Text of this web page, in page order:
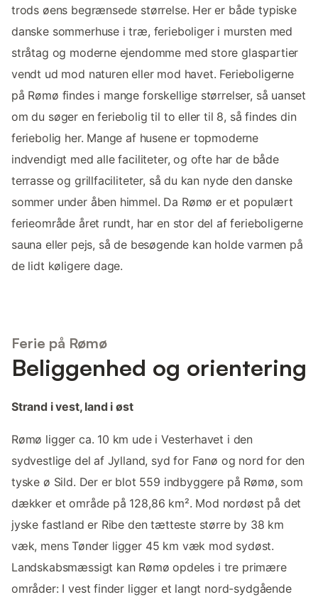
trods øens begrænsede størrelse. Her er både typiske
danske sommerhuse i træ, ferieboliger i mursten med
stråtag og moderne ejendomme med store glaspartier
vendt ud mod naturen eller mod havet. Ferieboligerne
på Rømø findes i mange forskellige størrelser, så uanset
om du søger en feriebolig til to eller til 8, så findes din
feriebolig her. Mange af husene er topmoderne
indvendigt med alle faciliteter, og ofte har de både
terrasse og grillfaciliteter, så du kan nyde den danske
sommer under åben himmel. Da Rømø er et populært
ferieområde året rundt, har en stor del af ferieboligerne
sauna eller pejs, så de besøgende kan holde varmen på
de lidt køligere dage.
Ferie på Rømø
Beliggenhed og orientering
Strand i vest, land i øst
Rømø ligger ca. 10 km ude i Vesterhavet i den
sydvestlige del af Jylland, syd for Fanø og nord for den
tyske ø Sild. Der er blot 559 indbyggere på Rømø, som
dækker et område på 128,86 km². Mod nordøst på det
jyske fastland er Ribe den tætteste større by 38 km
væk, mens Tønder ligger 45 km væk mod sydøst.
Landskabsmæssigt kan Rømø opdeles i tre primære
områder: I vest finder ligger et langt nord-sydgående